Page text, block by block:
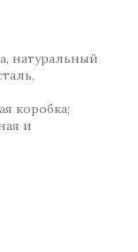
натуральный
коробка;
и